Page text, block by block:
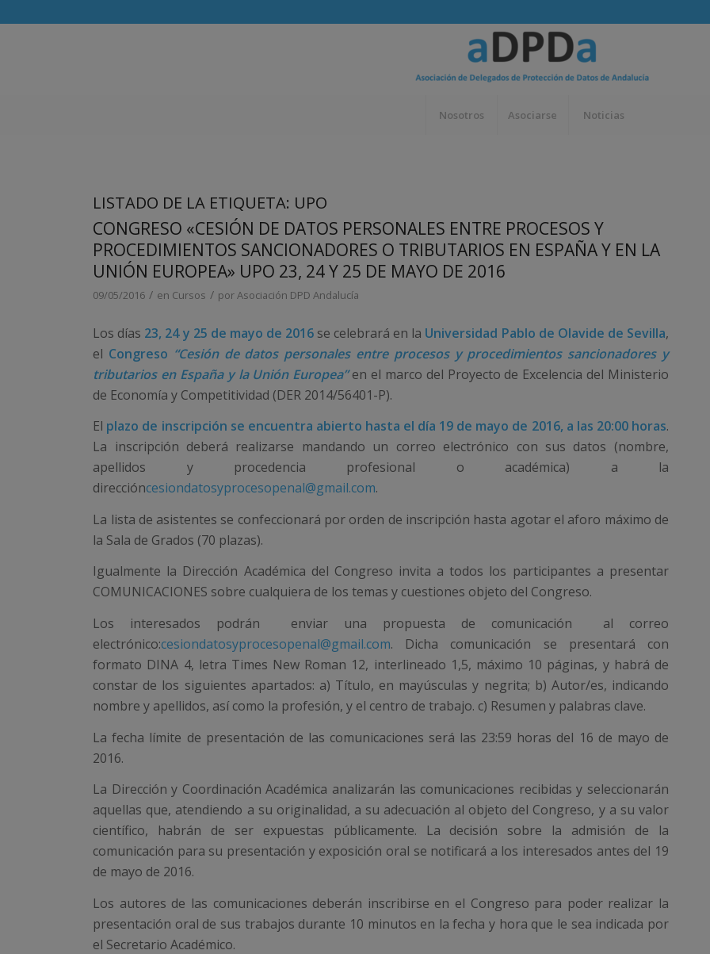
Nosotros Asociarse Noticias
LISTADO DE LA ETIQUETA: UPO
CONGRESO «CESIÓN DE DATOS PERSONALES ENTRE PROCESOS Y
PROCEDIMIENTOS SANCIONADORES O TRIBUTARIOS EN ESPAÑA Y EN LA
UNIÓN EUROPEA» UPO 23, 24 Y 25 DE MAYO DE 2016
09/05/2016 / en Cursos / porAsociación DPD Andalucía
Los días 23, 24 y 25 de mayo de 2016 se celebrará en la Universidad Pablo de Olavide de Sevilla,
el Congreso “Cesión de datos personales entre procesos y procedimientos sancionadores y
tributarios en España y la Unión Europea” en el marco del Proyecto de Excelencia del Ministerio
de Economía y Competitividad (DER 2014/56401-P).
El plazo de inscripción se encuentra abierto hasta el día 19 de mayo de 2016, a las 20:00 horas.
La inscripción deberá realizarse mandando un correo electrónico con sus datos (nombre,
apellidos y procedencia profesional o académica) a la
direccióncesiondatosyprocesopenal@gmail.com.
La lista de asistentes se confeccionará por orden de inscripción hasta agotar el aforo máximo de
la Sala de Grados (70 plazas).
Igualmente la Dirección Académica del Congreso invita a todos los participantes a presentar
COMUNICACIONES sobre cualquiera de los temas y cuestiones objeto del Congreso.
Los interesados podrán enviar una propuesta de comunicación al correo
electrónico:cesiondatosyprocesopenal@gmail.com. Dicha comunicación se presentará con
formato DINA 4, letra Times New Roman 12, interlineado 1,5, máximo 10 páginas, y habrá de
constar de los siguientes apartados: a) Título, en mayúsculas y negrita; b) Autor/es, indicando
nombre y apellidos, así como la profesión, y el centro de trabajo. c) Resumen y palabras clave.
La fecha límite de presentación de las comunicaciones será las 23:59 horas del 16 de mayo de
2016.
La Dirección y Coordinación Académica analizarán las comunicaciones recibidas y seleccionarán
aquellas que, atendiendo a su originalidad, a su adecuación al objeto del Congreso, y a su valor
científico, habrán de ser expuestas públicamente. La decisión sobre la admisión de la
comunicación para su presentación y exposición oral se notificará a los interesados antes del 19
de mayo de 2016.
Los autores de las comunicaciones deberán inscribirse en el Congreso para poder realizar la
presentación oral de sus trabajos durante 10 minutos en la fecha y hora que le sea indicada por
el Secretario Académico.